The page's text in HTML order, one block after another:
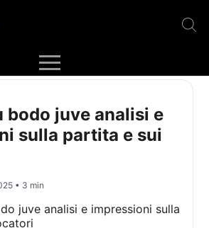
bodo juve analisi e
sulla partita e sui
• 3 min